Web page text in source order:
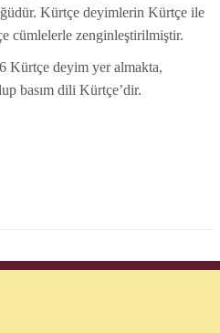
Kürtçe deyimlerin Kürtçe ile
cümlelerle zenginleştirilmiştir.
Kürtçe deyim yer almakta,
basım dili Kürtçe’dir.